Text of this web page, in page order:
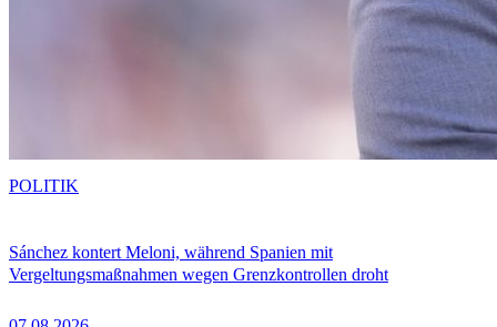
Sánchez kontert Meloni, während Spanien mit
Vergeltungsmaßnahmen wegen Grenzkontrollen droht
POLITIK